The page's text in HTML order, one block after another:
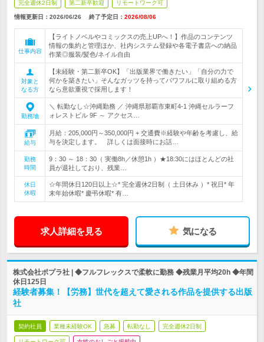
完全週休2日制 第二新卒歓迎 リモートワーク可
情報更新日：2026/06/26 終了予定日： 2026/08/06
仕事内容
【ライトノベルやコミックスの売上UPへ！】作品のコンテンツ
情報の集約と管理ほか、社内システム登録や各電子書店への納品
作業◎服装/髪色/ネイル自由
対象と
なる方
【未経験・第二新卒OK】「出版業界で働きたい」「自分の力で
何かを築きたい」そんなガッツを持ってパワフルに取り組める方
なら意欲重視で採用します！
勤務地
＼ 転勤なし☆沖縄勤務 ／ 沖縄県那覇市東町4-1 沖縄セルラーフ
ォレストビル 9F ～ アクセス…
給与
月給：205,000円～350,000円 + 交通費※経験や年齢を考慮し、給
与を決定します。 詳しくは面接時にお話…
勤務
時間
9：30 ～ 18：30（ 実働8h／休憩1h ）★18:30にはほとんどの社
員が退社しており、残業…
休日
休暇
☆年間休日120日以上☆* 完全週休2日制（ 土日休み ）* 祝日* 年
末年始休暇* 慶弔休暇* 有…
求人詳細を見る 気になる
株式会社ポプラ社 | ◆フルフレックスで柔軟に勤務 ◆残業月平均20h ◆年間
休日125日
経験者募集！【労務】世代を超えて愛される作品を提供する出版
社
契約社員 業種未経験OK 急募 転勤なし 完全週休2日制